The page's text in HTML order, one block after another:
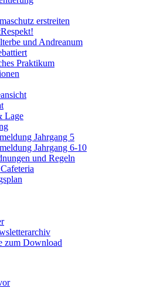
erstreiten
und Andreanum
Praktikum
Lage
Jahrgang 5
Jahrgang 6-10
und Regeln
zum Download